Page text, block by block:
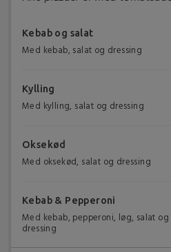
Kebab og salat
Med kebab, salat og dressing
Kylling
Med kylling, salat og dressing
Oksekød
Med oksekød, salat og dressing
Kebab & Pepperoni
Med kebab, pepperoni, løg, salat og
dressing